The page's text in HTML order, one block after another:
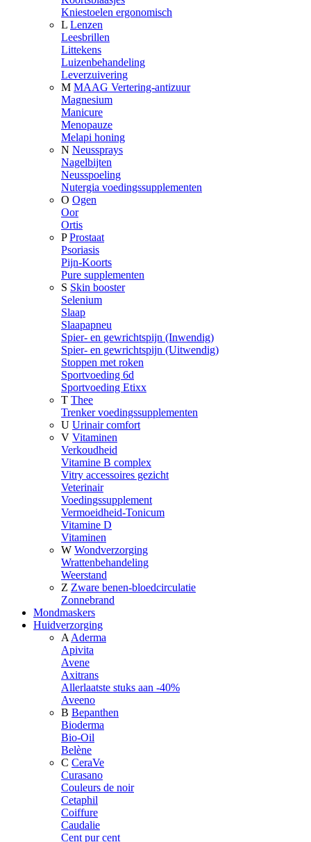
Kniestoelen ergonomisch
L Lenzen
Leesbrillen
Littekens
Luizenbehandeling
Leverzuivering
M MAAG Vertering-antizuur
Magnesium
Manicure
Menopauze
Melapi honing
N Neussprays
Nagelbijten
Neusspoeling
Nutergia voedingssupplementen
O Ogen
Oor
Ortis
P Prostaat
Psoriasis
Pijn-Koorts
Pure supplementen
S Skin booster
Selenium
Slaap
Slaapapneu
Spier- en gewrichtspijn (Inwendig)
Spier- en gewrichtspijn (Uitwendig)
Stoppen met roken
Sportvoeding 6d
Sportvoeding Etixx
T Thee
Trenker voedingssupplementen
U Urinair comfort
V Vitaminen
Verkoudheid
Vitamine B complex
Vitry accessoires gezicht
Veterinair
Voedingssupplement
Vermoeidheid-Tonicum
Vitamine D
Vitaminen
W Wondverzorging
Wrattenbehandeling
Weerstand
Z Zware benen-bloedcirculatie
Zonnebrand
Mondmaskers
Huidverzorging
A Aderma
Apivita
Avene
Axitrans
Allerlaatste stuks aan -40%
Aveeno
B Bepanthen
Bioderma
Bio-Oil
Belène
C CeraVe
Curasano
Couleurs de noir
Cetaphil
Coiffure
Caudalie
Cent pur cent